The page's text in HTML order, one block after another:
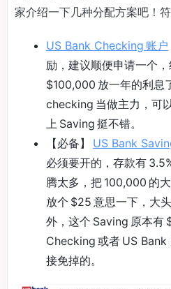
家介绍一下几种分配方案吧！
US Bank Checking 账户
励，建议顺便申请一个
$100,000 放一年的利息
checking 当做主力，可
上 Saving 挺不错。
【必备】 US Bank
必须要开的，存款有
腾太多，把 100,000 的
放个 $25 意思一下，大
外，这个 Saving 原本有
Checking 或者 US
接免掉的。